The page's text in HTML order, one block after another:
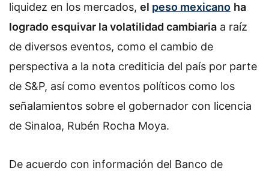
n
X
liquidez en los mercados, el peso mexicano ha
logrado esquivar la volatilidad cambiaria a raíz
de diversos eventos, como el cambio de
perspectiva a la nota crediticia del país por parte
de S&P, así como eventos políticos como los
señalamientos sobre el gobernador con licencia
de Sinaloa, Rubén Rocha Moya.
De acuerdo con información del Banco de